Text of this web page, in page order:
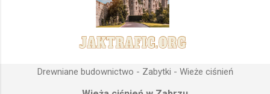
Drewniane budownictwo - Zabytki - Wieże ciśnień